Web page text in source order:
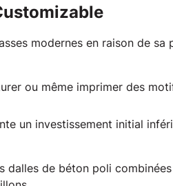
modernes en raison de sa
ou même imprimer des
un investissement initial
dalles de béton poli